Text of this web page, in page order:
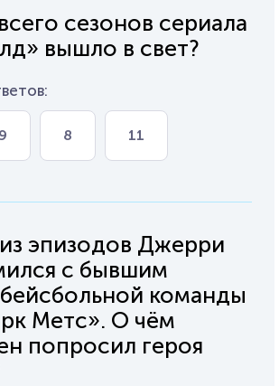
сезонов сериала
вышло в свет?
9 8 11
эпизодов Джерри
с бывшим
команды
Метс». О чём
попросил героя